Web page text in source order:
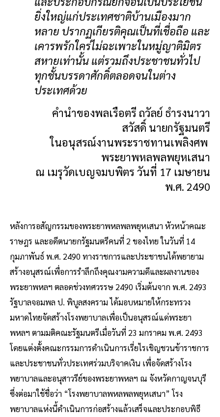
ยิ่งใหญ่แก่ประเทศชาติบ้านเมืองมาก
หลาย ปรากฏเกียรติคุณเป็นที่เชื่อถือ และ
เคารพรักใคร่ไม่ฉะเพาะในหมู่ญาติมิตร
สหายเท่านั้น แต่รวมถึงประชาชนทั่วไป
ทุกชั้นบรรดาศักดิ์ตลอดจนในต่าง
ประเทศด้วย
คำนำของพลเรือตรี ถวัลย์ ธำรงนาวา
สวัสดิ์ นายกรัฐมนตรี
ในอนุสรณ์งานพระราชทานเพลิงศพ
พระยาพหลพลพยุหเสนา
ณ เมรุวัดเบญจมบพิตร วันที่ 17 เมษายน
พ.ศ. 2490
หลังการอสัญกรรมของพระยาพหลพลพยุหเสนา หัวหน้าคณะ
ราษฎร และอดีตนายกรัฐมนตรีคนที่ 2 ของไทย ในวันที่ 14
กุมภาพันธ์ พ.ศ. 2490 ทางราชการและประชาชนได้พยายาม
สร้างอนุสรณ์เพื่อการรำลึกถึงคุณงามความดีและผลงานของ
พระยาพหลฯ ตลอดช่วงทศวรรษ 2490 เริ่มต้นจาก พ.ศ. 2493
รัฐบาลจอมพล ป. พิบูลสงคราม ได้มอบหมายให้กระทรวง
มหาดไทยจัดสร้างโรงพยาบาลเพื่อเป็นอนุสรณ์แด่พระยา
พหลฯ ตามมติคณะรัฐมนตรีเมื่อวันที่ 23 มกราคม พ.ศ. 2493
โดยแต่งตั้งคณะกรรมการดำเนินการเรี่ยไรเชิญชวนข้าราชการ
และประชาชนทั่วประเทศร่วมบริจาคเงิน เพื่อจัดสร้างโรง
พยาบาลและอนุสาวรีย์ของพระยาพหลฯ ณ จังหวัดกาญจนบุรี
ซึ่งต่อมาใช้ชื่อว่า “โรงพยาบาลพหลพลพยุหเสนา” โรง
พยาบาลแห่งนี้ดำเนินการก่อสร้างแล้วเสร็จและประกอบพิธี